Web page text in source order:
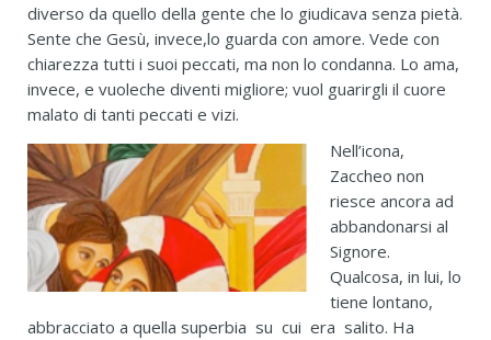
diverso da quello della gente che lo giudicava senza pietà.
Sente che Gesù, invece,lo guarda con amore. Vede con
chiarezza tutti i suoi peccati, ma non lo condanna. Lo ama,
invece, e vuoleche diventi migliore; vuol guarirgli il cuore
malato di tanti peccati e vizi.
Nell’icona,
Zaccheo non
riesce ancora ad
abbandonarsi al
Signore.
Qualcosa, in lui, lo
tiene lontano,
abbracciato a quella superbia su cui era salito. Ha